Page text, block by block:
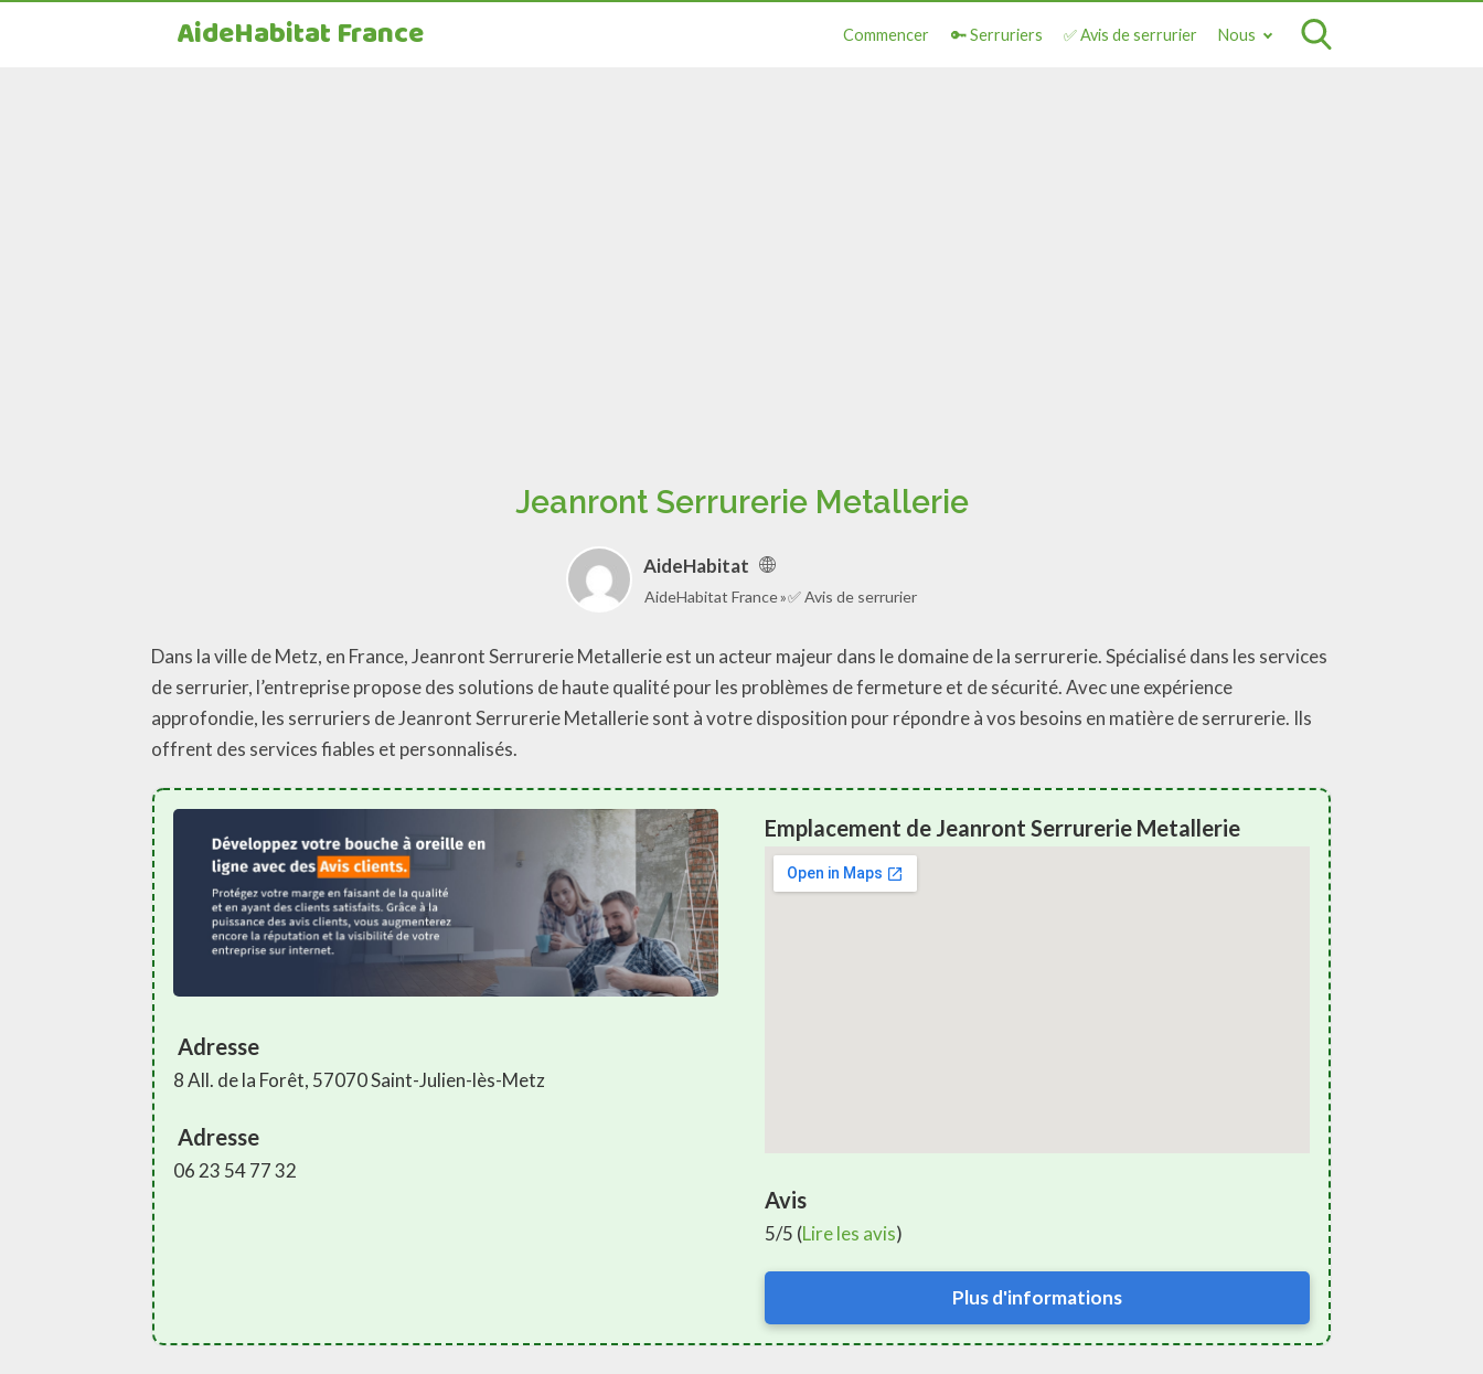
AideHabitat France Commencer 🔑 Serruriers ✅ Avis de serrurier Nous
Jeanront Serrurerie Metallerie
AideHabitat
AideHabitat France ✅ Avis de serrurier
Dans la ville de Metz, en France, Jeanront Serrurerie Metallerie est un acteur majeur dans le domaine de la serrurerie. Spécialisé dans les services
de serrurier, l’entreprise propose des solutions de haute qualité pour les problèmes de fermeture et de sécurité. Avec une expérience
approfondie, les serruriers de Jeanront Serrurerie Metallerie sont à votre disposition pour répondre à vos besoins en matière de serrurerie. Ils
offrent des services fiables et personnalisés.
Adresse
8 All. de la Forêt, 57070 Saint-Julien-lès-Metz
Adresse
06 23 54 77 32
Emplacement de Jeanront Serrurerie Metallerie
Avis
5/5 (Lire les avis)
Plus d'informations